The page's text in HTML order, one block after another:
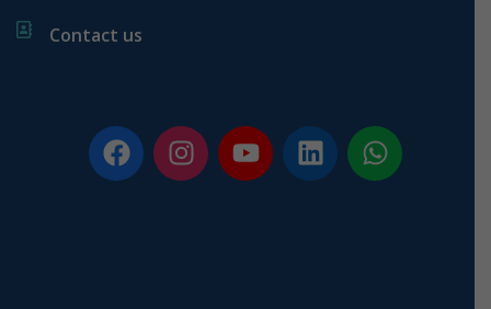
Contact us